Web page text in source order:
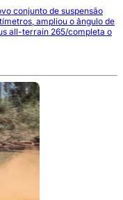
conjunto de suspensão
ampliou o ângulo de
all-terrain 265/completa o